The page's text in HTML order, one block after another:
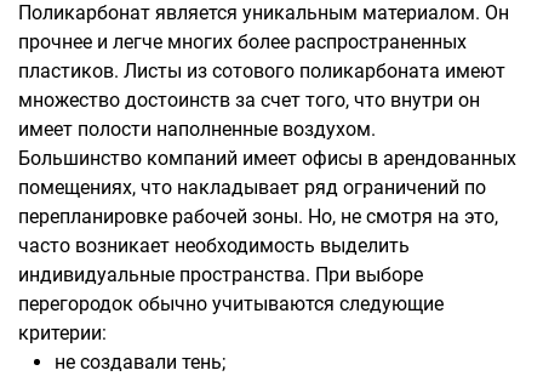
Поликарбонат является уникальным материалом. Он
прочнее и легче многих более распространенных
пластиков. Листы из сотового поликарбоната имеют
множество достоинств за счет того, что внутри он
имеет полости наполненные воздухом.
Большинство компаний имеет офисы в арендованных
помещениях, что накладывает ряд ограничений по
перепланировке рабочей зоны. Но, не смотря на это,
часто возникает необходимость выделить
индивидуальные пространства. При выборе
перегородок обычно учитываются следующие
критерии:
не создавали тень;